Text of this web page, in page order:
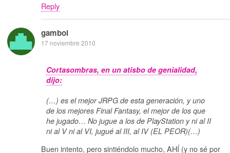
Reply
gamboi
17 noviembre 2010
Cortasombras, en un atisbo de genialidad,
dijo:
(…) es el mejor JRPG de esta generación, y uno
de los mejores Final Fantasy, el mejor de los que
he jugado… No jugue a los de PlayStation y ni al II
ni al V ni al VI, jugué al III, al IV (EL PEOR)(…)
Buen intento, pero sintiéndolo mucho, AHÍ (y no sé por